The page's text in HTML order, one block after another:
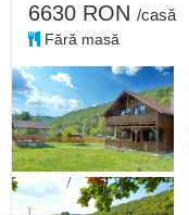
6630 RON /casă
Fără masă